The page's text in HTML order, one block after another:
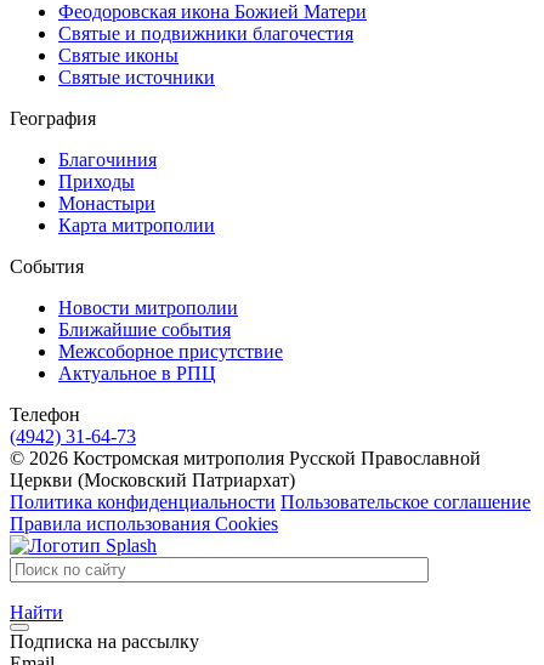
Феодоровская икона Божией Матери
Святые и подвижники благочестия
Святые иконы
Святые источники
География
Благочиния
Приходы
Монастыри
Карта митрополии
События
Новости митрополии
Ближайшие события
Межсоборное присутствие
Актуальное в РПЦ
Телефон
(4942) 31-64-73
© 2026 Костромская митрополия Русской Православной
Церкви (Московский Патриархат)
Политика конфиденциальности Пользовательское соглашение
Правила использования Cookies
Найти
Подписка на рассылку